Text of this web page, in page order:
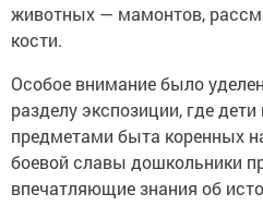
животных — мамонтов,
кости.
Особое внимание было
разделу экспозиции, где
предметами быта коренных
боевой славы дошкольники
впечатляющие знания об